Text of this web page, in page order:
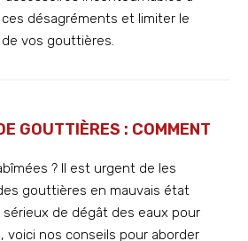
désagréments et limiter le
vos gouttières.
GOUTTIÈRES : COMMENT
? Il est urgent de les
gouttières en mauvais état
de dégât des eaux pour
voici nos conseils pour aborder